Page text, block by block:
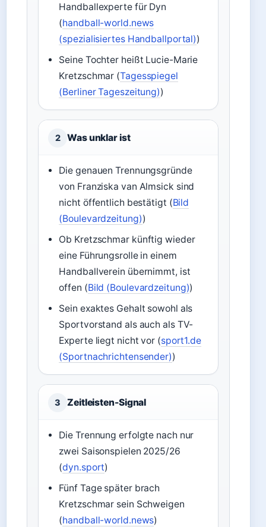
Handballexperte für Dyn
(handball-world.news
(spezialisiertes Handballportal))
Seine Tochter heißt Lucie-Marie
Kretzschmar (Tagesspiegel
(Berliner Tageszeitung))
2 Was unklar ist
Die genauen Trennungsgründe
von Franziska van Almsick sind
nicht öffentlich bestätigt (Bild
(Boulevardzeitung))
Ob Kretzschmar künftig wieder
eine Führungsrolle in einem
Handballverein übernimmt, ist
offen (Bild (Boulevardzeitung))
Sein exaktes Gehalt sowohl als
Sportvorstand als auch als TV-
Experte liegt nicht vor (sport1.de
(Sportnachrichtensender))
3 Zeitleisten-Signal
Die Trennung erfolgte nach nur
zwei Saisonspielen 2025/26
(dyn.sport)
Fünf Tage später brach
Kretzschmar sein Schweigen
(handball-world.news)